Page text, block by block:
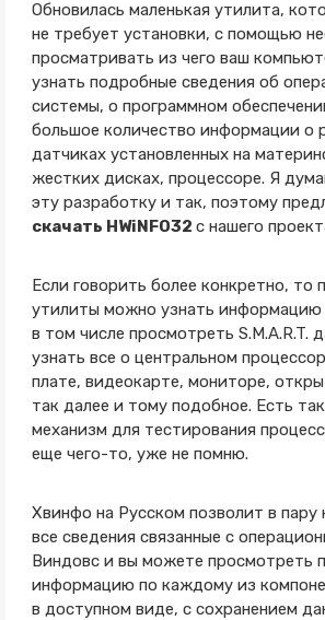
Обновилась маленькая утилита,
не требует установки, с помощью
просматривать из чего ваш
узнать подробные сведения об
системы, о программном
большое количество информации о
датчиках установленных на
жестких дисках, процессоре. Я
эту разработку и так, поэтому
скачать HWiNFO32 с нашего
Если говорить более конкретно, то
утилиты можно узнать информацию
в том числе просмотреть S.M.A.R.T.
узнать все о центральном
плате, видеокарте, мониторе,
так далее и тому подобное. Есть
механизм для тестирования
еще чего-то, уже не помню.
Хвинфо на Русском позволит в пару
все сведения связанные с
Виндовс и вы можете просмотреть
информацию по каждому из
в доступном виде, с сохранением